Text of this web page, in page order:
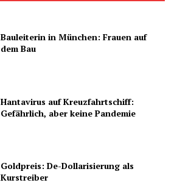
Bauleiterin in München: Frauen auf
dem Bau
Hantavirus auf Kreuzfahrtschiff:
Gefährlich, aber keine Pandemie
Goldpreis: De-Dollarisierung als
Kurstreiber